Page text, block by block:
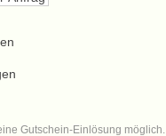
Gutschein-Einlösung möglich.